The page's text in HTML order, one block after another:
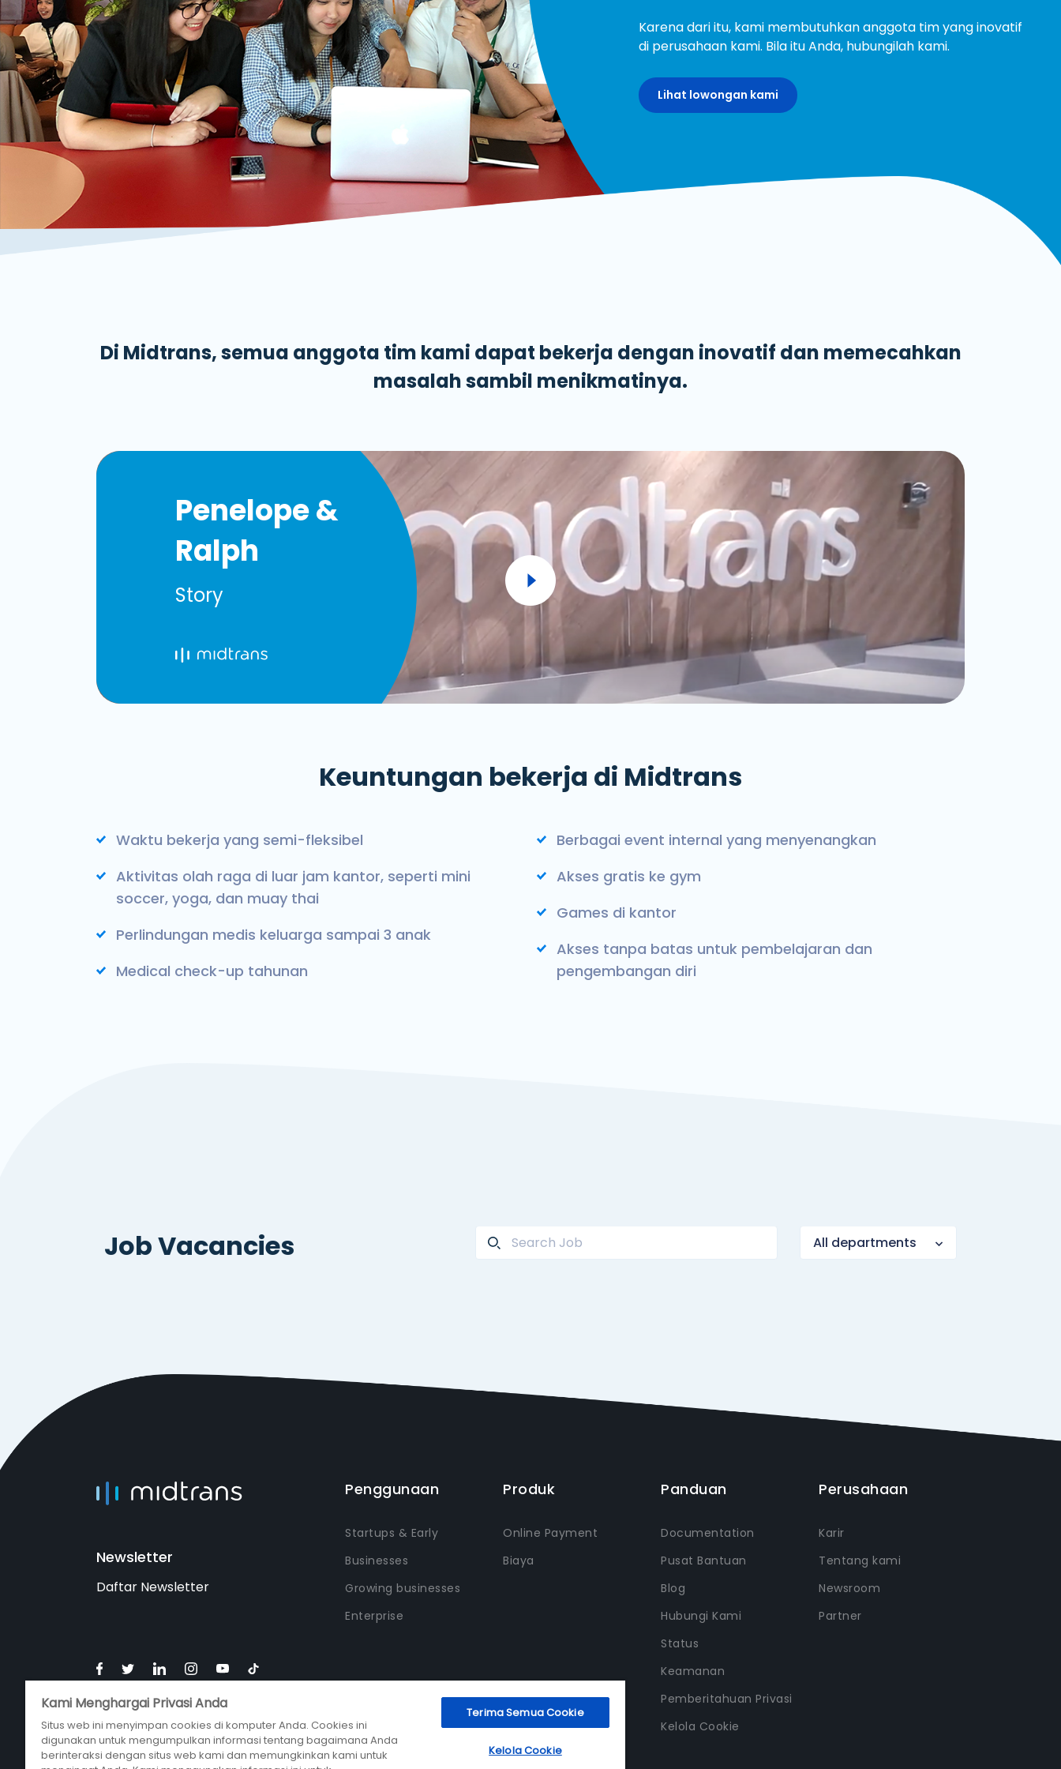
Karena dari itu, kami membutuhkan anggota tim yang inovatif
di perusahaan kami. Bila itu Anda, hubungilah kami.
Lihat lowongan kami
Di Midtrans, semua anggota tim kami dapat bekerja dengan inovatif dan memecahkan
masalah sambil menikmatinya.
Penelope &
Ralph
Story
Keuntungan bekerja di Midtrans
Waktu bekerja yang semi-fleksibel
Aktivitas olah raga di luar jam kantor, seperti mini
soccer, yoga, dan muay thai
Perlindungan medis keluarga sampai 3 anak
Medical check-up tahunan
Berbagai event internal yang menyenangkan
Akses gratis ke gym
Games di kantor
Akses tanpa batas untuk pembelajaran dan
pengembangan diri
Job Vacancies All departments
Newsletter
Daftar Newsletter
Penggunaan
Startups & Early
Businesses
Growing businesses
Enterprise
Produk
Online Payment
Biaya
Panduan
Documentation
Pusat Bantuan
Blog
Hubungi Kami
Status
Keamanan
Pemberitahuan Privasi
Kelola Cookie
Perusahaan
Karir
Tentang kami
Newsroom
Partner
Kami Menghargai Privasi Anda
Situs web ini menyimpan cookies di komputer Anda. Cookies ini
digunakan untuk mengumpulkan informasi tentang bagaimana Anda
berinteraksi dengan situs web kami dan memungkinkan kami untuk
Terima Semua Cookie
Kelola Cookie